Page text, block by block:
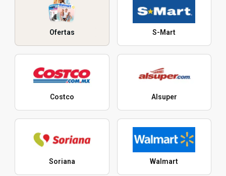
Ofertas S-Mart
Costco Alsuper
Soriana Walmart